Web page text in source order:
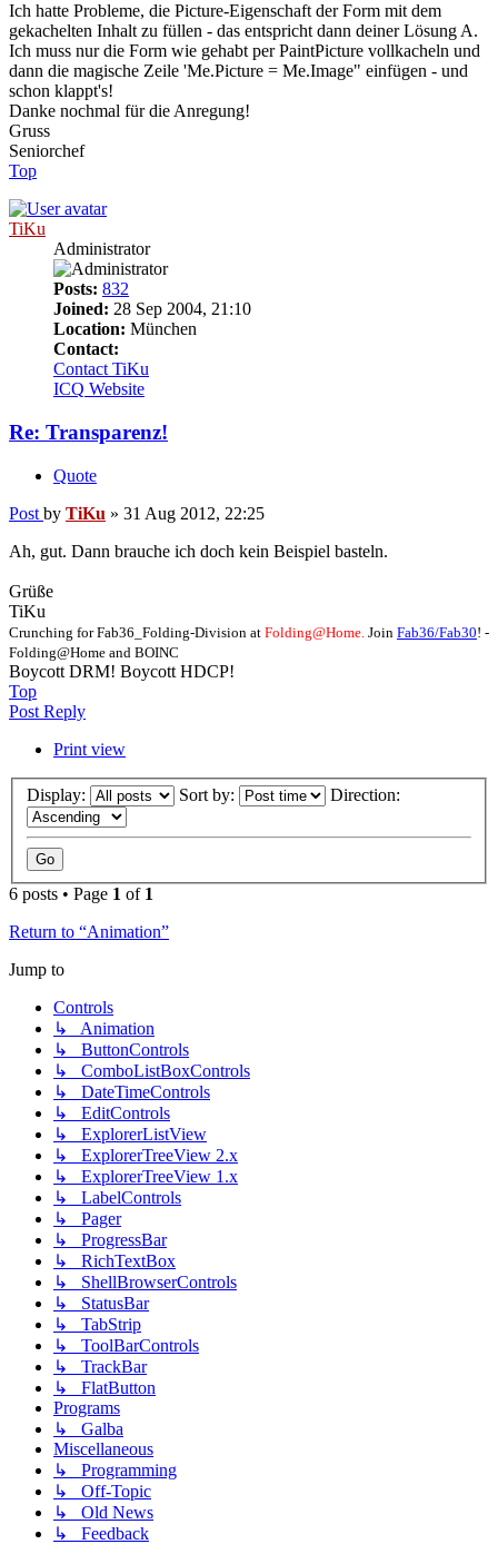
Ich hatte Probleme, die Picture-Eigenschaft der Form mit dem
gekachelten Inhalt zu füllen - das entspricht dann deiner Lösung A.
Ich muss nur die Form wie gehabt per PaintPicture vollkacheln und
dann die magische Zeile 'Me.Picture = Me.Image" einfügen - und
schon klappt's!
Danke nochmal für die Anregung!
Gruss
Seniorchef
Top
TiKu
Administrator
Posts: 832
Joined: 28 Sep 2004, 21:10
Location: München
Contact:
Contact TiKu
ICQ Website
Re: Transparenz!
Quote
Post by TiKu » 31 Aug 2012, 22:25
Ah, gut. Dann brauche ich doch kein Beispiel basteln.
Grüße
TiKu
Crunching for Fab36_Folding-Division at Folding@Home. Join Fab36/Fab30! -
Folding@Home and BOINC
Boycott DRM! Boycott HDCP!
Top
Post Reply
Print view
Display: Sort by: Direction:
6 posts • Page 1 of 1
Return to “Animation”
Jump to
Controls
↳ Animation
↳ ButtonControls
↳ ComboListBoxControls
↳ DateTimeControls
↳ EditControls
↳ ExplorerListView
↳ ExplorerTreeView 2.x
↳ ExplorerTreeView 1.x
↳ LabelControls
↳ Pager
↳ ProgressBar
↳ RichTextBox
↳ ShellBrowserControls
↳ StatusBar
↳ TabStrip
↳ ToolBarControls
↳ TrackBar
↳ FlatButton
Programs
↳ Galba
Miscellaneous
↳ Programming
↳ Off-Topic
↳ Old News
↳ Feedback